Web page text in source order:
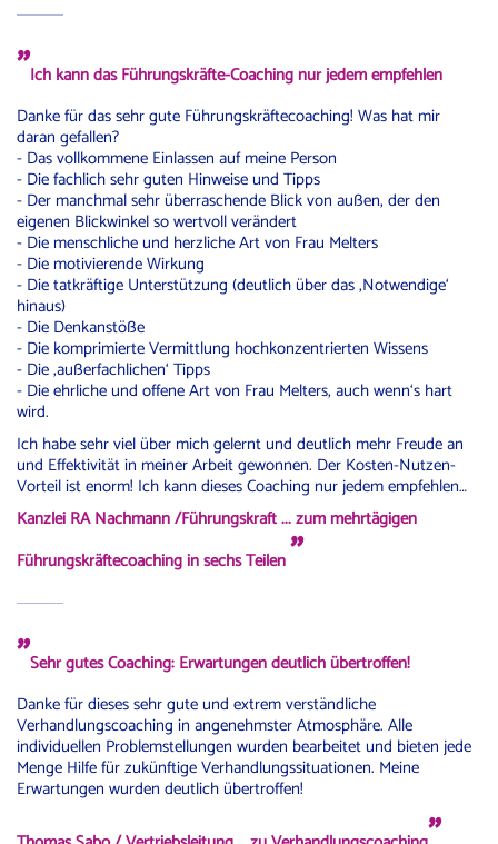
"Ich kann das Führungskräfte-Coaching nur jedem empfehlen
Danke für das sehr gute Führungskräftecoaching! Was hat mir
daran gefallen?
- Das vollkommene Einlassen auf meine Person
- Die fachlich sehr guten Hinweise und Tipps
- Der manchmal sehr überraschende Blick von außen, der den
eigenen Blickwinkel so wertvoll verändert
- Die menschliche und herzliche Art von Frau Melters
- Die motivierende Wirkung
- Die tatkräftige Unterstützung (deutlich über das ‚Notwendige‘
hinaus)
- Die Denkanstöße
- Die komprimierte Vermittlung hochkonzentrierten Wissens
- Die ‚außerfachlichen‘ Tipps
- Die ehrliche und offene Art von Frau Melters, auch wenn‘s hart
wird.
Ich habe sehr viel über mich gelernt und deutlich mehr Freude an
und Effektivität in meiner Arbeit gewonnen. Der Kosten-Nutzen-
Vorteil ist enorm! Ich kann dieses Coaching nur jedem empfehlen…
Kanzlei RA Nachmann /Führungskraft... zum mehrtägigen
Führungskräftecoaching in sechs Teilen"
"Sehr gutes Coaching: Erwartungen deutlich übertroffen!
Danke für dieses sehr gute und extrem verständliche
Verhandlungscoaching in angenehmster Atmosphäre. Alle
individuellen Problemstellungen wurden bearbeitet und bieten jede
Menge Hilfe für zukünftige Verhandlungssituationen. Meine
Erwartungen wurden deutlich übertroffen!